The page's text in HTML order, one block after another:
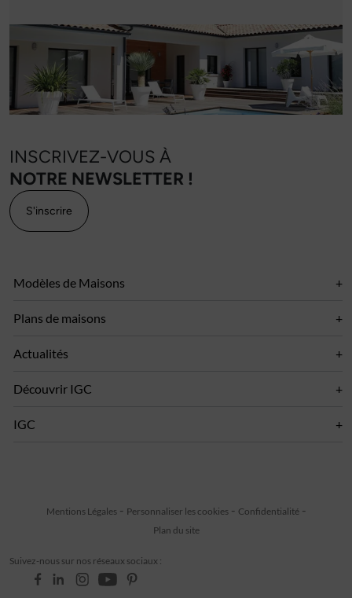
INSCRIVEZ-VOUS À
NOTRE NEWSLETTER !
S'inscrire
Modèles de Maisons
Plans de maisons
Actualités
Découvrir IGC
IGC
Suivez-nous sur nos réseaux sociaux :
Mentions Légales Personnaliser les cookies
Confidentialité
Plan du site